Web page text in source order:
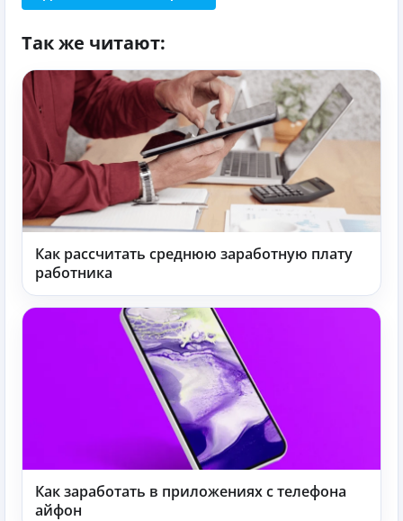
Так же читают:
Как рассчитать среднюю заработную плату
работника
Как заработать в приложениях с телефона
айфон